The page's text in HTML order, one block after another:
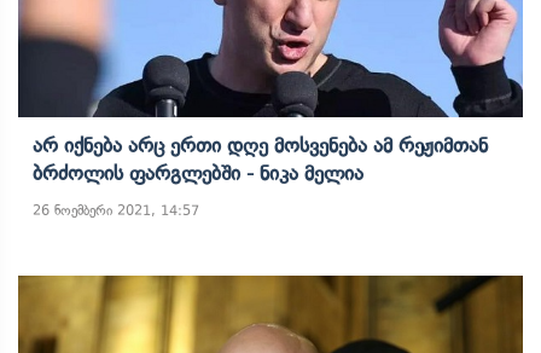
Არ Იქნება Არც Ერთი Დღე Მოსვენება Ამ Რეჟიმთან
Ბრძოლის Ფარგლებში - Ნიკა Მელია
26 ნოემბერი 2021, 14:57